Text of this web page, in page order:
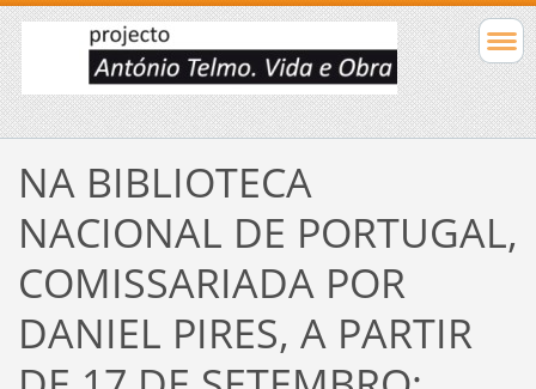
NA BIBLIOTECA
NACIONAL DE PORTUGAL,
COMISSARIADA POR
DANIEL PIRES, A PARTIR